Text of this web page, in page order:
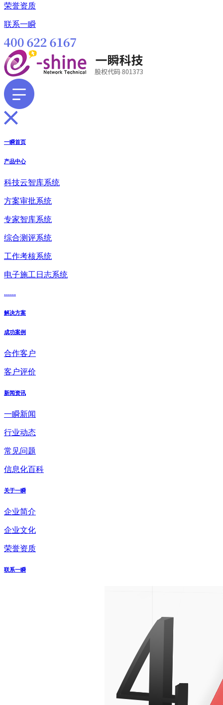
荣誉资质
联系一瞬
一瞬首页
产品中心
科技云智库系统
方案审批系统
专家智库系统
综合测评系统
工作考核系统
电子施工日志系统
......
解决方案
成功案例
合作客户
客户评价
新闻资讯
一瞬新闻
行业动态
常见问题
信息化百科
关于一瞬
企业简介
企业文化
荣誉资质
联系一瞬